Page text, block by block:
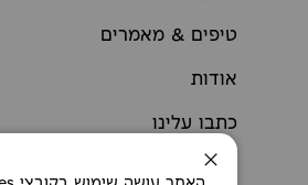
טיפים & מאמרים
אודות
כתבו עלינו
יצירת קשר